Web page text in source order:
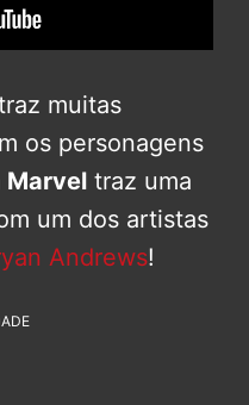
muitas
os personagens
Marvel traz uma
um dos artistas
Andrews!